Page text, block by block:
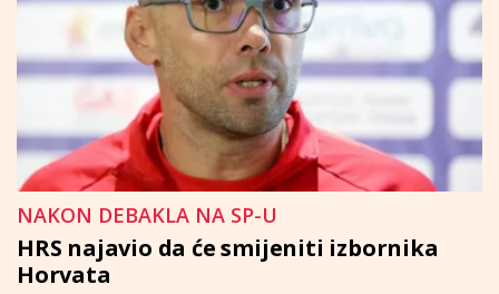
NAKON DEBAKLA NA SP-U
HRS najavio da će smijeniti izbornika
Horvata